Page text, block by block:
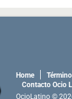
Home
Contacto Ocio
OcioLatino ©